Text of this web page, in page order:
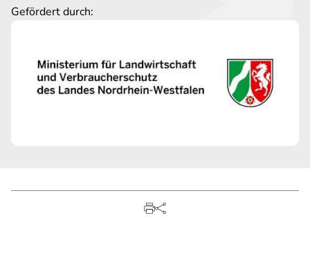
Gefördert durch: